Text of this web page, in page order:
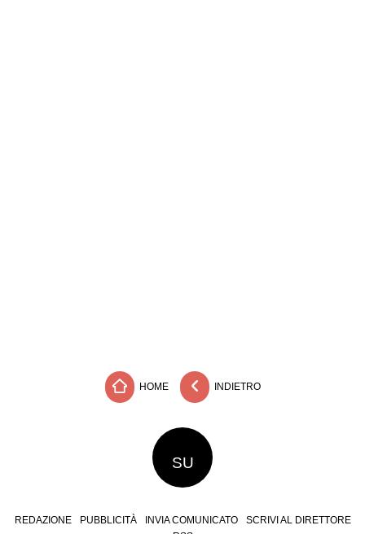
HOME INDIETRO
SU
REDAZIONE PUBBLICITÀ INVIA COMUNICATO
SCRIVI AL DIRETTORE